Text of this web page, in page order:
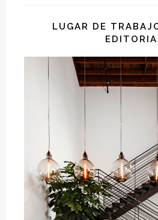
LUGAR DE